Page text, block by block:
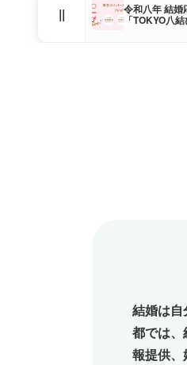
|| 令和八年 結婚
「TOKYO八
結婚は自
都では
報提供、